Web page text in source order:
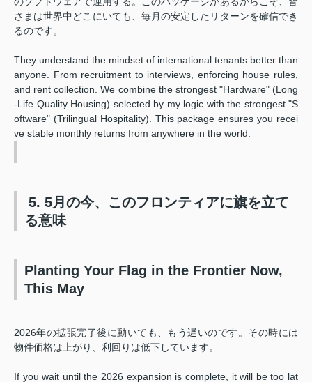
さまは世界中どこにいても、毎月の安定したリターンを確信でき
るのです。
They understand the mindset of international tenants better than
anyone. From recruitment to interviews, enforcing house rules,
and rent collection. We combine the strongest "Hardware" (Long
-Life Quality Housing) selected by my logic with the strongest "S
oftware" (Trilingual Hospitality). This package ensures you recei
ve stable monthly returns from anywhere in the world.
5. 5月の今、このフロンティアに旗を立て
る意味
Planting Your Flag in the Frontier Now,
This May
2026年の拡張完了後に動いても、もう遅いのです。その時には
物件価格は上がり、利回りは低下しています。
If you wait until the 2026 expansion is complete, it will be too lat